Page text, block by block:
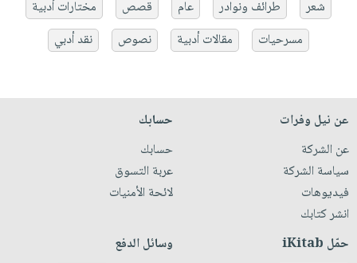
شعر
طرائف ونوادر عام قصص
مختارات أدبية
مسرحيات
مقالات أدبية نصوص نقد أدبي
عن نيل وفرات
عن الشركة
سياسة الشركة
فيديوهات
انشر كتابك
حسابك
حسابك
عربة التسوق
لائحة الأمنيات
حمّل iKitab وسائل الدفع